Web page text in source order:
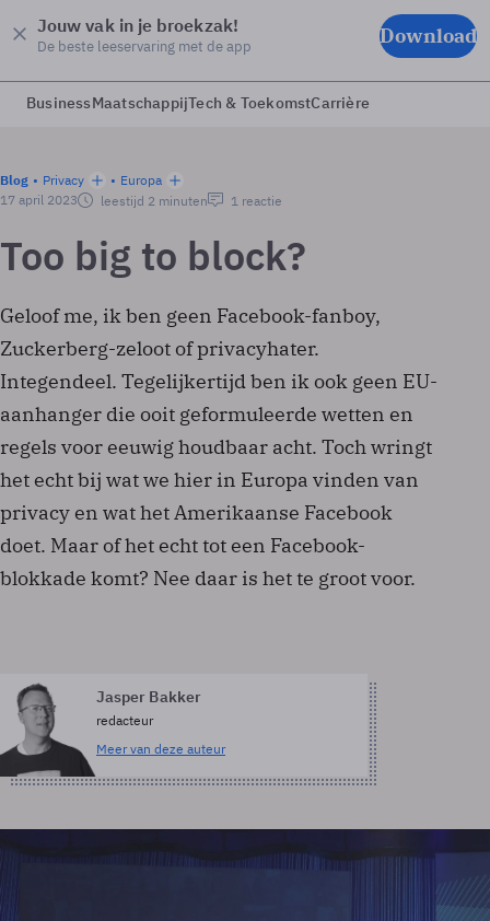
Jouw vak in je broekzak!
De beste leeservaring met de app Download
BusinessMaatschappijTech & ToekomstCarrière
Blog Privacy
Europa
17 april 2023
leestijd 2 minuten 1 reactie
Too big to block?
Geloof me, ik ben geen Facebook-fanboy,
Zuckerberg-zeloot of privacyhater.
Integendeel. Tegelijkertijd ben ik ook geen EU-
aanhanger die ooit geformuleerde wetten en
regels voor eeuwig houdbaar acht. Toch wringt
het echt bij wat we hier in Europa vinden van
privacy en wat het Amerikaanse Facebook
doet. Maar of het echt tot een Facebook-
blokkade komt? Nee daar is het te groot voor.
Jasper Bakker
redacteur
Meer van deze auteur